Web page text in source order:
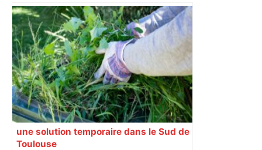
une solution temporaire dans le Sud de
Toulouse